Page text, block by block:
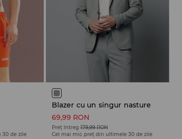
30 de zile
Blazer cu un singur nasture
69,99 RON
Preț întreg 179,99 RON
Cel mai mic preț din ultimele 30 de zile